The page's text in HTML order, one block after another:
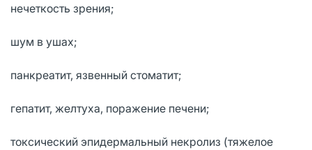
нечеткость зрения;
шум в ушах;
панкреатит, язвенный стоматит;
гепатит, желтуха, поражение печени;
токсический эпидермальный некролиз (тяжелое